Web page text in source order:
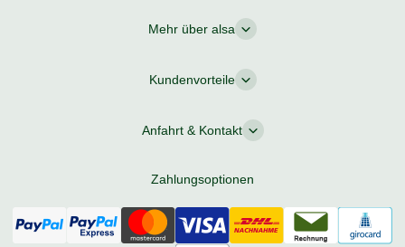
Mehr über alsa
Kundenvorteile
Anfahrt & Kontakt
Zahlungsoptionen